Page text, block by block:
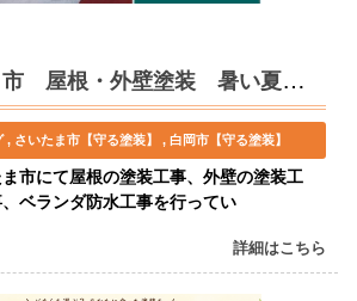
埼玉県さいたま市 屋根・外壁塗装 暑い夏にはこの塗料
さいたま市【守る塗装】 白岡市【守る塗装】
市にて屋根の塗装工事、外壁の塗装工
ベランダ防水工事を行ってい
詳細はこちら